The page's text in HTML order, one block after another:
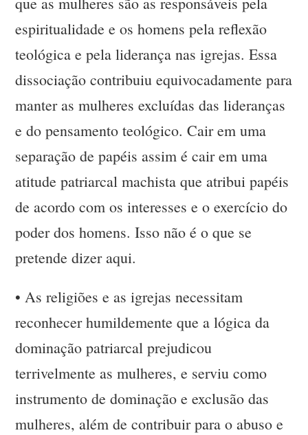
espiritualidade e os homens pela reflexão
teológica e pela liderança nas igrejas. Essa
dissociação contribuiu equivocadamente para
manter as mulheres excluídas das lideranças
e do pensamento teológico. Cair em uma
separação de papéis assim é cair em uma
atitude patriarcal machista que atribui papéis
de acordo com os interesses e o exercício do
poder dos homens. Isso não é o que se
pretende dizer aqui.
• As religiões e as igrejas necessitam
reconhecer humildemente que a lógica da
dominação patriarcal prejudicou
terrivelmente as mulheres, e serviu como
instrumento de dominação e exclusão das
mulheres, além de contribuir para o abuso e